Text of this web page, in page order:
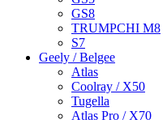
GS8
TRUMPCHI M8
S7
Geely / Belgee
Atlas
Coolray / X50
Tugella
Atlas Pro / X70